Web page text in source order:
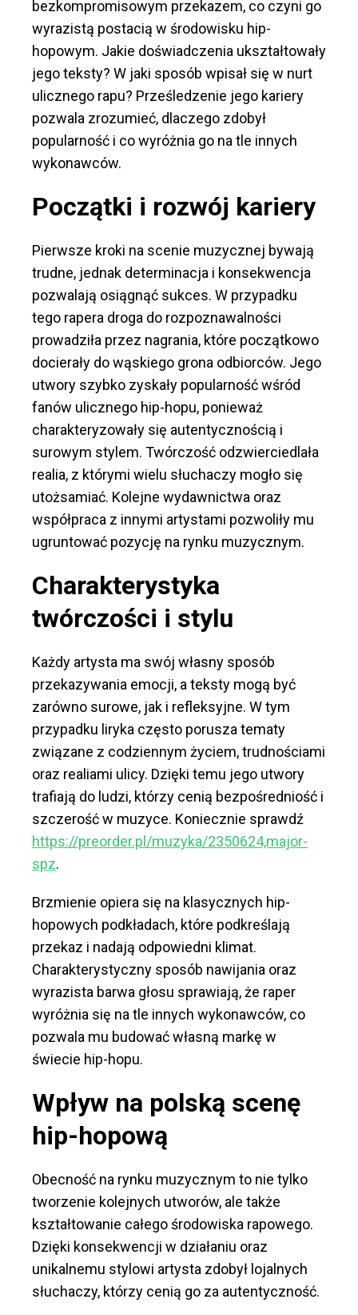
bezkompromisowym przekazem, co czyni go
wyrazistą postacią w środowisku hip-
hopowym. Jakie doświadczenia ukształtowały
jego teksty? W jaki sposób wpisał się w nurt
ulicznego rapu? Prześledzenie jego kariery
pozwala zrozumieć, dlaczego zdobył
popularność i co wyróżnia go na tle innych
wykonawców.
Początki i rozwój kariery
Pierwsze kroki na scenie muzycznej bywają
trudne, jednak determinacja i konsekwencja
pozwalają osiągnąć sukces. W przypadku
tego rapera droga do rozpoznawalności
prowadziła przez nagrania, które początkowo
docierały do wąskiego grona odbiorców. Jego
utwory szybko zyskały popularność wśród
fanów ulicznego hip-hopu, ponieważ
charakteryzowały się autentycznością i
surowym stylem. Twórczość odzwierciedlała
realia, z którymi wielu słuchaczy mogło się
utożsamiać. Kolejne wydawnictwa oraz
współpraca z innymi artystami pozwoliły mu
ugruntować pozycję na rynku muzycznym.
Charakterystyka
twórczości i stylu
Każdy artysta ma swój własny sposób
przekazywania emocji, a teksty mogą być
zarówno surowe, jak i refleksyjne. W tym
przypadku liryka często porusza tematy
związane z codziennym życiem, trudnościami
oraz realiami ulicy. Dzięki temu jego utwory
trafiają do ludzi, którzy cenią bezpośredniość i
szczerość w muzyce. Koniecznie sprawdź
https://preorder.pl/muzyka/2350624,major-
spz.
Brzmienie opiera się na klasycznych hip-
hopowych podkładach, które podkreślają
przekaz i nadają odpowiedni klimat.
Charakterystyczny sposób nawijania oraz
wyrazista barwa głosu sprawiają, że raper
wyróżnia się na tle innych wykonawców, co
pozwala mu budować własną markę w
świecie hip-hopu.
Wpływ na polską scenę
hip-hopową
Obecność na rynku muzycznym to nie tylko
tworzenie kolejnych utworów, ale także
kształtowanie całego środowiska rapowego.
Dzięki konsekwencji w działaniu oraz
unikalnemu stylowi artysta zdobył lojalnych
słuchaczy, którzy cenią go za autentyczność.